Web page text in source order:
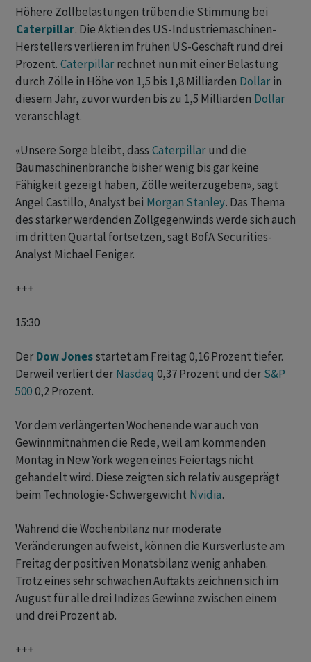
Höhere Zollbelastungen trüben die Stimmung bei
Caterpillar. Die Aktien des US-Industriemaschinen-
Herstellers verlieren im frühen US-Geschäft rund drei
Prozent. Caterpillar rechnet nun mit einer Belastung
durch Zölle in Höhe von 1,5 bis 1,8 Milliarden Dollar in
diesem Jahr, zuvor wurden bis zu 1,5 Milliarden Dollar
veranschlagt.
«Unsere Sorge bleibt, dass Caterpillar und die
Baumaschinenbranche bisher wenig bis gar keine
Fähigkeit gezeigt haben, Zölle weiterzugeben», sagt
Angel Castillo, Analyst bei Morgan Stanley. Das Thema
des stärker werdenden Zollgegenwinds werde sich auch
im dritten Quartal fortsetzen, sagt BofA Securities-
Analyst Michael Feniger.
+++
15:30
Der Dow Jonesstartet am Freitag 0,16 Prozent tiefer.
Derweil verliert der Nasdaq 0,37 Prozent und der S&P
5000,2 Prozent.
Vor dem verlängerten Wochenende war auch von
Gewinnmitnahmen die Rede, weil am kommenden
Montag in New York wegen eines Feiertags nicht
gehandelt wird. Diese zeigten sich relativ ausgeprägt
beim Technologie-Schwergewicht Nvidia.
Während die Wochenbilanz nur moderate
Veränderungen aufweist, können die Kursverluste am
Freitag der positiven Monatsbilanz wenig anhaben.
Trotz eines sehr schwachen Auftakts zeichnen sich im
August für alle drei Indizes Gewinne zwischen einem
und drei Prozent ab.
+++